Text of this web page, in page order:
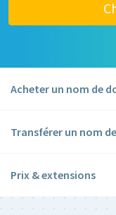
Acheter un nom de
Transférer un nom
Prix & extensions